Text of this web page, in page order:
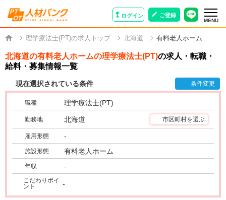
ログイン ご登録
MENU
理学療法士(PT)の求人トップ 北海道 有料老人ホーム
北海道の有料老人ホームの理学療法士(PT)の求人・転職・
給料・募集情報一覧
現在選択されている条件 条件変更
職種 理学療法士(PT)
勤務地 北海道 市区町村を選ぶ
雇用形態 -
施設形態 有料老人ホーム
年収 -
こだわりポイ
ント
-